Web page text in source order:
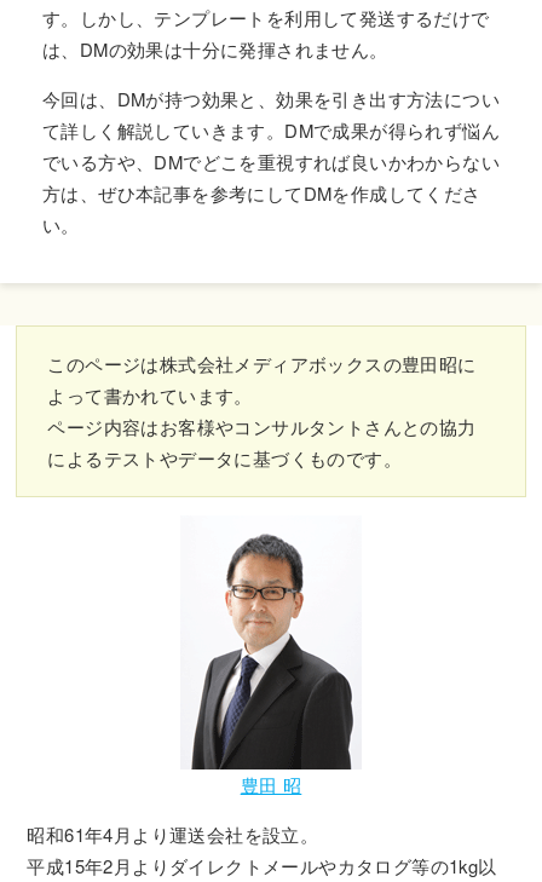
す。しかし、テンプレートを利用して発送するだけで
は、DMの効果は十分に発揮されません。
今回は、DMが持つ効果と、効果を引き出す方法につい
て詳しく解説していきます。DMで成果が得られず悩ん
でいる方や、DMでどこを重視すれば良いかわからない
方は、ぜひ本記事を参考にしてDMを作成してくださ
い。
このページは株式会社メディアボックスの豊田昭に
よって書かれています。
ページ内容はお客様やコンサルタントさんとの協力
によるテストやデータに基づくものです。
豊田 昭
昭和61年4月より運送会社を設立。
平成15年2月よりダイレクトメールやカタログ等の1kg以